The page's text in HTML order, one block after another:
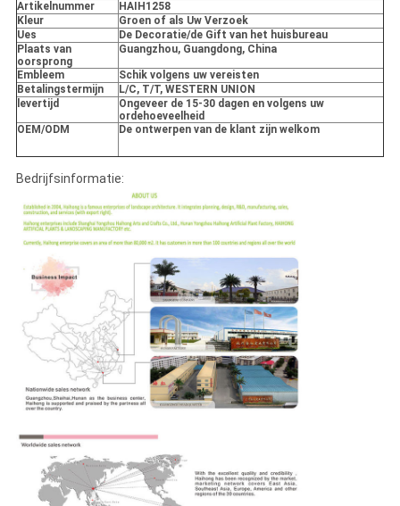
Artikelnummer
HAIH1258
Kleur
Groen of als Uw Verzoek
Ues
De Decoratie/de Gift van het huisbureau
Plaats van
oorsprong
Guangzhou, Guangdong, China
Embleem
Schik volgens uw vereisten
Betalingstermijn
L/C, T/T, WESTERN UNION
levertijd
Ongeveer de 15-30 dagen en volgens uw
ordehoeveelheid
OEM/ODM
De ontwerpen van de klant zijn welkom
Bedrijfsinformatie: